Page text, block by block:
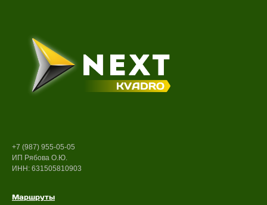
+7 (987) 955-05-05
ИП Рябова О.Ю.
ИНН: 631505810903
Маршруты